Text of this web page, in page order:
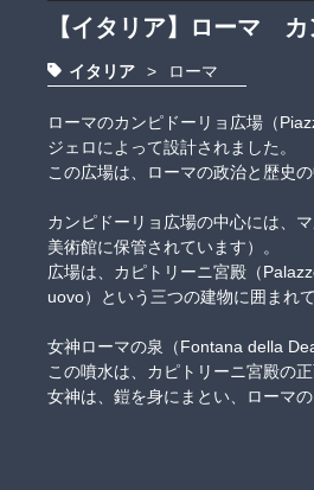
【イタリア】ローマ
イタリア > ローマ
ローマのカンピドーリョ広場（
ジェロによって設計されました。
この広場は、ローマの政治と歴史
カンピドーリョ広場の中心には、
美術館に保管されています）。
広場は、カピトリーニ宮殿（
uovo）という三つの建物に囲まれて
女神ローマの泉（Fontana della
この噴水は、カピトリーニ宮殿の
女神は、鎧を身にまとい、ローマ